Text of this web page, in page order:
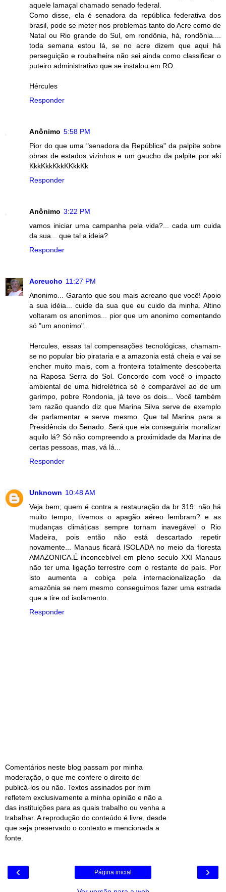
aquele lamaçal chamado senado federal.
Como disse, ela é senadora da república federativa dos
brasil, pode se meter nos problemas tanto do Acre como de
Natal ou Rio grande do Sul, em rondônia, há, rondônia....
toda semana estou lá, se no acre dizem que aqui há
perseguição e roubalheira não sei ainda como classificar o
puteiro administrativo que se instalou em RO.
Hércules
Responder
Anônimo 5:58 PM
Pior do que uma "senadora da República" da palpite sobre
obras de estados vizinhos e um gaucho da palpite por aki
KkkKkkKkkKKkkKk
Responder
Anônimo 3:22 PM
vamos iniciar uma campanha pela vida?... cada um cuida
da sua... que tal a ideia?
Responder
Acreucho 11:27 PM
Anonimo... Garanto que sou mais acreano que você! Apoio
a sua idéia... cuide da sua que eu cuido da minha. Altino
voltaram os anonimos... pior que um anonimo comentando
só "um anonimo".
Hercules, essas tal compensações tecnológicas, chamam-
se no popular bio pirataria e a amazonia está cheia e vai se
encher muito mais, com a fronteira totalmente descoberta
na Raposa Serra do Sol. Concordo com você o impacto
ambiental de uma hidrelétrica só é comparável ao de um
garimpo, pobre Rondonia, já teve os dois... Você também
tem razão quando diz que Marina Silva serve de exemplo
de parlamentar e serve mesmo. Que tal Marina para a
Presidência do Senado. Será que ela conseguiria moralizar
aquilo lá? Só não compreendo a proximidade da Marina de
certas pessoas, mas, vá lá...
Responder
Unknown 10:48 AM
Veja bem; quem é contra a restauração da br 319: não há
muito tempo, tivemos o apagão aéreo lembram? e as
mudanças climáticas sempre tornam inavegável o Rio
Madeira, pois então não está descartado repetir
novamente... Manaus ficará ISOLADA no meio da floresta
AMAZONICA.É inconcebível em pleno seculo XXI Manaus
não ter uma ligação terrestre com o restante do país. Por
isto aumenta a cobiça pela internacionalização da
amazônia se nem mesmo conseguimos fazer uma estrada
que a tire od isolamento.
Responder
Comentários neste blog passam por minha
moderação, o que me confere o direito de
publicá-los ou não. Textos assinados por mim
refletem exclusivamente a minha opinião e não a
das instituições para as quais trabalho ou venha a
trabalhar. A reprodução do conteúdo é livre, desde
que seja preservado o contexto e mencionada a
fonte.
‹ ›
Página inicial